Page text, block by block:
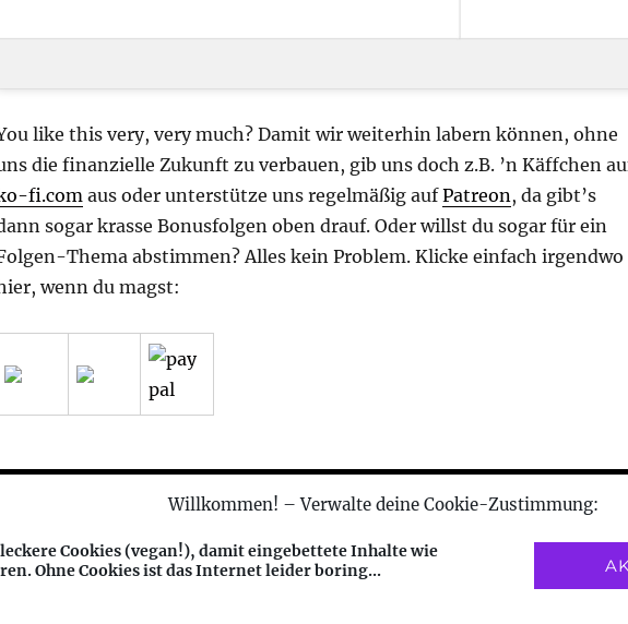
Willkommen! – Verwalte deine Cookie-Zustimmung:
Cookies (vegan!), damit eingebettete Inhalte wie
Ohne Cookies ist das Internet leider boring...
like this very, very much? Damit wir weiterhin labern können, ohne
die finanzielle Zukunft zu verbauen, gib uns doch z.B. ’n Käffchen
fi.com aus oder unterstütze uns regelmäßig aufPatreon , da gibt’s
sogar krasse Bonusfolgen oben drauf. Oder willst du sogar für ein
Thema abstimmen? Alles kein Problem. Klicke einfach irgendwo
wenn du magst:
Stolz präsentiert von WordPress